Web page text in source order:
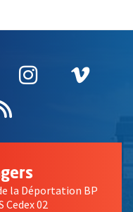
fenêtre
une nouvelle
une
Instagram
, Ouvre
,
une
Flux RSS
la Déportation BP
Cedex 02